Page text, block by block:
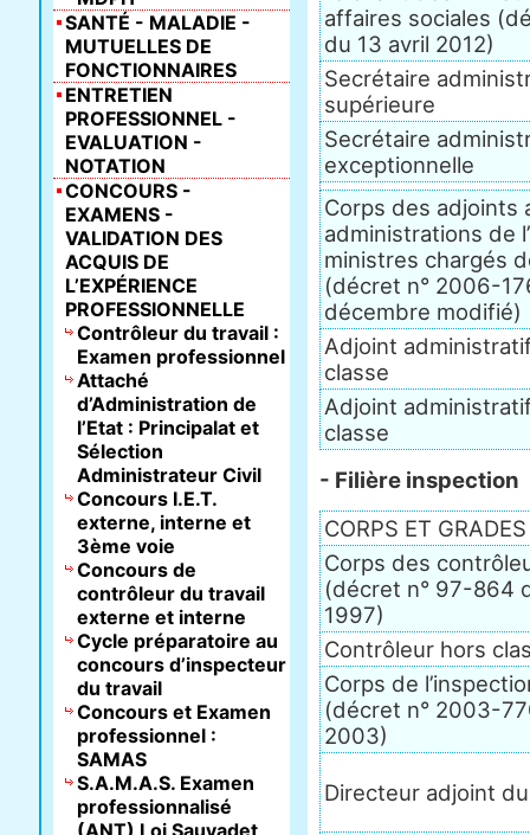
affaires sociales
du 13 avril 2012)
Secrétaire
supérieure
Secrétaire
exceptionnelle
Corps des adjoints
administrations de
ministres chargés
(décret n° 2006-
décembre modifié)
Adjoint
classe
Adjoint
classe
- Filière inspection
CORPS ET GRADES
Corps des
(décret n° 97-864
1997)
Contrôleur hors
Corps de
(décret n° 2003-
2003)
Directeur adjoint
SANTÉ - MALADIE -
MUTUELLES DE
FONCTIONNAIRES
ENTRETIEN
PROFESSIONNEL -
EVALUATION -
NOTATION
CONCOURS -
EXAMENS -
VALIDATION DES
ACQUIS DE
L’EXPÉRIENCE
PROFESSIONNELLE
Contrôleur du travail :
Examen professionnel
Attaché
d’Administration de
l’Etat : Principalat et
Sélection
Administrateur Civil
Concours I.E.T.
externe, interne et
3ème voie
Concours de
contrôleur du travail
externe et interne
Cycle préparatoire au
concours d’inspecteur
du travail
Concours et Examen
professionnel :
SAMAS
S.A.M.A.S. Examen
professionnalisé
(ANT) Loi Sauvadet